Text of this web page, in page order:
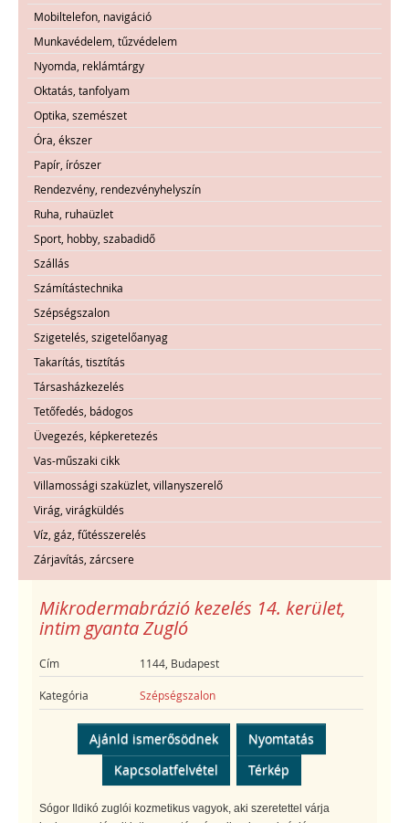
Mobiltelefon, navigáció
Munkavédelem, tűzvédelem
Nyomda, reklámtárgy
Oktatás, tanfolyam
Optika, szemészet
Óra, ékszer
Papír, írószer
Rendezvény, rendezvényhelyszín
Ruha, ruhaüzlet
Sport, hobby, szabadidő
Szállás
Számítástechnika
Szépségszalon
Szigetelés, szigetelőanyag
Takarítás, tisztítás
Társasházkezelés
Tetőfedés, bádogos
Üvegezés, képkeretezés
Vas-műszaki cikk
Villamossági szaküzlet, villanyszerelő
Virág, virágküldés
Víz, gáz, fűtésszerelés
Zárjavítás, zárcsere
Mikrodermabrázió kezelés 14. kerület,
intim gyanta Zugló
Cím 1144, Budapest
Kategória Szépségszalon
Ajánld ismerősödnek
Nyomtatás
Kapcsolatfelvétel
Térkép
Sógor Ildikó zuglói kozmetikus vagyok, aki szeretettel várja